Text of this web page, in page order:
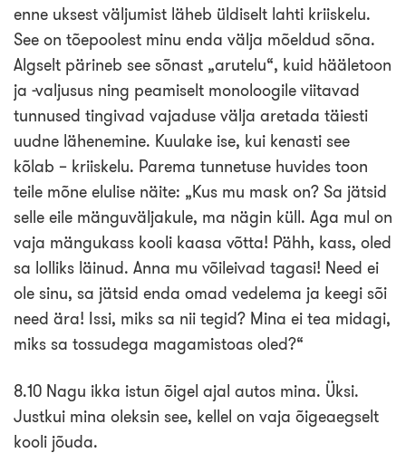
enne uksest väljumist läheb üldiselt lahti kriiskelu.
See on tõepoolest minu enda välja mõeldud sõna.
Algselt pärineb see sõnast „arutelu“, kuid hääletoon
ja -valjusus ning peamiselt monoloogile viitavad
tunnused tingivad vajaduse välja aretada täiesti
uudne lähenemine. Kuulake ise, kui kenasti see
kõlab – kriiskelu. Parema tunnetuse huvides toon
teile mõne elulise näite: „Kus mu mask on? Sa jätsid
selle eile mänguväljakule, ma nägin küll. Aga mul on
vaja mängukass kooli kaasa võtta! Pähh, kass, oled
sa lolliks läinud. Anna mu võileivad tagasi! Need ei
ole sinu, sa jätsid enda omad vedelema ja keegi sõi
need ära! Issi, miks sa nii tegid? Mina ei tea midagi,
miks sa tossudega magamistoas oled?“
8.10 Nagu ikka istun õigel ajal autos mina. Üksi.
Justkui mina oleksin see, kellel on vaja õigeaegselt
kooli jõuda.